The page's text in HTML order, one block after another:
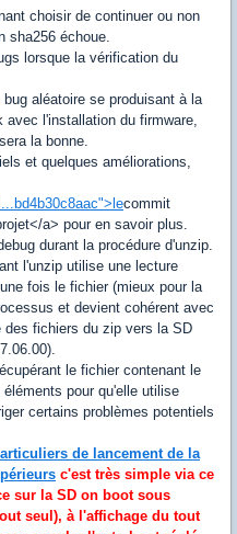
choisir de continuer ou non
sha256 échoue.
lorsque la vérification du
aléatoire se produisant à la
avec l'installation du firmware,
la bonne.
et quelques améliorations,
commit
a> pour en savoir plus.
durant la procédure d'unzip.
l'unzip utilise une lecture
fois le fichier (mieux pour la
et devient cohérent avec
des fichiers du zip vers la SD
le fichier contenant le
pour qu'elle utilise
certains problèmes potentiels
de lancement de la
c'est très simple via ce
sur la SD on boot sous
seul), à l'affichage du tout